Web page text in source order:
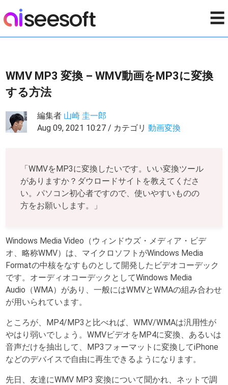
☰
WMV MP3 変換 – WMV動画をMP3に変換
する方法
編集者 山崎 圭一郎
Aug 09, 2021 10:27 / カテゴリ動画変換
「WMVをMP3に変換したいです。いい変換ツール
がありますか？ダウロードサイトを教えてくださ
い。パソコン初心者ですので、使いやすいものの
方をお願いします。」
Windows Media Video（ウィンドウズ・メディア・ビデ
オ、略称WMV）は、マイクロソフトがWindows Media
Formatの中核をなすものとして開発したビデオコーデック
です。オーディオコーデックとしてWindows Media
Audio（WMA）があり、一般にはWMVとWMAの組み合わせ
が用いられています。
ところが、MP4/MP3と比べれば、WMV/WMAは汎用性が
やはり弱いでしょう。WMVビデオをMP4に変換、あるいは
音声だけを抽出して、MP3フォーマットに変換してiPhone
などのデバイスで自由に再生できるようになります。
先日、友達にWMV MP3 変換について聞かれ、ネットで調